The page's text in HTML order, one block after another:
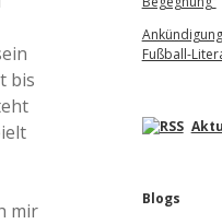
bis
mir
Fußball-
Blogs